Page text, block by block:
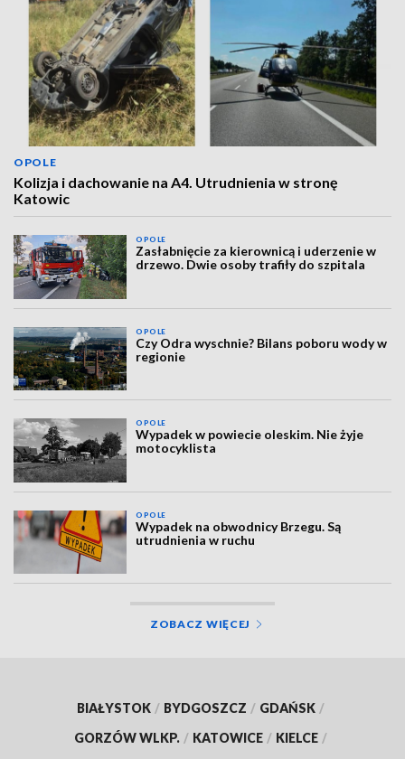
OPOLE
Kolizja i dachowanie na A4. Utrudnienia w stronę
Katowic
OPOLE
Zasłabnięcie za kierownicą i uderzenie w
drzewo. Dwie osoby trafiły do szpitala
OPOLE
Czy Odra wyschnie? Bilans poboru wody w
regionie
OPOLE
Wypadek w powiecie oleskim. Nie żyje
motocyklista
OPOLE
Wypadek na obwodnicy Brzegu. Są
utrudnienia w ruchu
ZOBACZ WIĘCEJ
BIAŁYSTOK / BYDGOSZCZ / GDAŃSK /
GORZÓW WLKP. / KATOWICE / KIELCE /